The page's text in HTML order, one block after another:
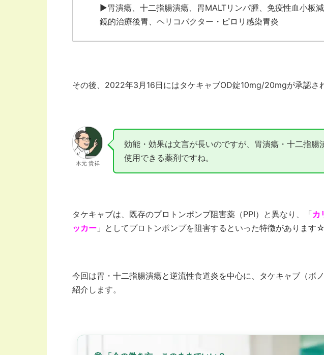
▶胃潰瘍、十二指腸潰瘍、胃MALTリンパ腫、免疫性血小板
鏡的治療後胃、ヘリコバクター・ピロリ感染胃炎
その後、2022年3月16日にはタケキャブOD錠10mg/20mgが承認さ
木元 貴祥
効能・効果は文言が長いのですが、胃潰瘍・十二指腸
使用できる薬剤ですね。
タケキャブは、既存のプロトンポンプ阻害薬（PPI）と異なり、「カ
ッカー 」としてプロトンポンプを阻害するといった特徴があります☆
今回は胃・十二指腸潰瘍と逆流性食道炎を中心に、タケキャブ（ボ
紹介します。